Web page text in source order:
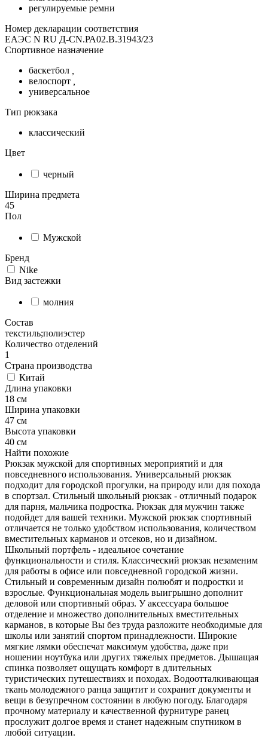
регулируемые ремни
Номер декларации соответствия
ЕАЭС N RU Д-CN.РА02.В.31943/23
Спортивное назначение
баскетбол
велоспорт
универсальное
Тип рюкзака
классический
Цвет
черный
Ширина предмета
45
Пол
Мужской
Бренд
Nike
Вид застежки
молния
Состав
текстиль;полиэстер
Количество отделений
1
Страна производства
Китай
Длина упаковки
18 см
Ширина упаковки
47 см
Высота упаковки
40 см
Найти похожие
Рюкзак мужской для спортивных мероприятий и для
повседневного использования. Универсальный рюкзак
подходит для городской прогулки, на природу или для похода
в спортзал. Стильный школьный рюкзак - отличный подарок
для парня, мальчика подростка. Рюкзак для мужчин также
подойдет для вашей техники. Мужской рюкзак спортивный
отличается не только удобством использования, количеством
вместительных карманов и отсеков, но и дизайном.
Школьный портфель - идеальное сочетание
функциональности и стиля. Классический рюкзак незаменим
для работы в офисе или повседневной городской жизни.
Стильный и современным дизайн полюбят и подростки и
взрослые. Функциональная модель выигрышно дополнит
деловой или спортивный образ. У аксессуара большое
отделение и множество дополнительных вместительных
карманов, в которые Вы без труда разложите необходимые для
школы или занятий спортом принадлежности. Широкие
мягкие лямки обеспечат максимум удобства, даже при
ношении ноутбука или других тяжелых предметов. Дышащая
спинка позволяет ощущать комфорт в длительных
туристических путешествиях и походах. Водоотталкивающая
ткань молодежного ранца защитит и сохранит документы и
вещи в безупречном состоянии в любую погоду. Благодаря
прочному материалу и качественной фурнитуре ранец
прослужит долгое время и станет надежным спутником в
любой ситуации.